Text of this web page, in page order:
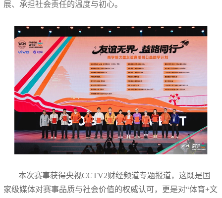
展、承担社会责任的温度与初心。
本次赛事获得央视CCTV2财经频道专题报道，这既是国
家级媒体对赛事品质与社会价值的权威认可，更是对“体育+文